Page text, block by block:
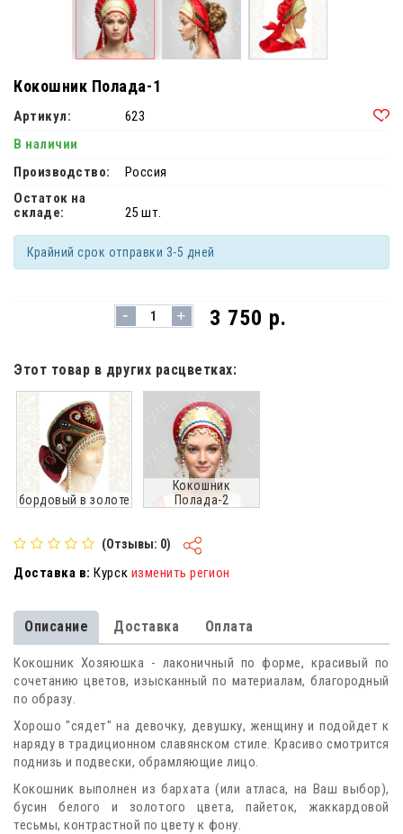
Кокошник Полада-1
Артикул:
623
В наличии
Производство:
Россия
Остаток на
складе:
25 шт.
Крайний срок отправки 3-5 дней
- + 3 750 р.
Этот товар в других расцветках:
бордовый в золоте
Кокошник
Полада-2
(Отзывы: 0)
Доставка в: Курск изменить регион
Описание Доставка Оплата
Кокошник Хозяюшка - лаконичный по форме, красивый по
сочетанию цветов, изысканный по материалам, благородный
по образу.
Хорошо "сядет" на девочку, девушку, женщину и подойдет к
наряду в традиционном славянском стиле. Красиво смотрится
поднизь и подвески, обрамляющие лицо.
Кокошник выполнен из бархата (или атласа, на Ваш выбор),
бусин белого и золотого цвета, пайеток, жаккардовой
тесьмы, контрастной по цвету к фону.